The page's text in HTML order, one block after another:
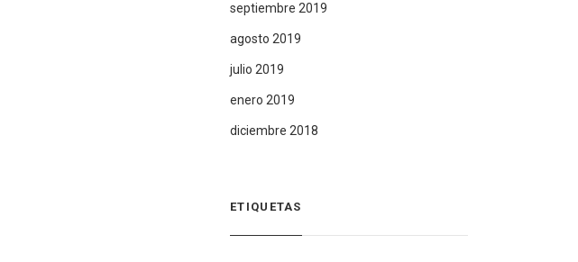
septiembre 2019
agosto 2019
julio 2019
enero 2019
diciembre 2018
ETIQUETAS